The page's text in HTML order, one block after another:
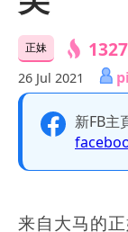
正妹 1327
26 Jul 2021
新FB主
来自大马的